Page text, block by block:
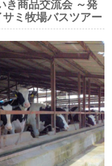
き商品交流会 ～発
ミ牧場バスツアー